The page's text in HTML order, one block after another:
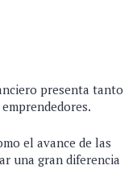
presenta tanto
el avance de las
una gran diferencia